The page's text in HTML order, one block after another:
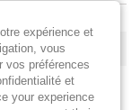
expérience et
vous
vos préférences
et
your experience